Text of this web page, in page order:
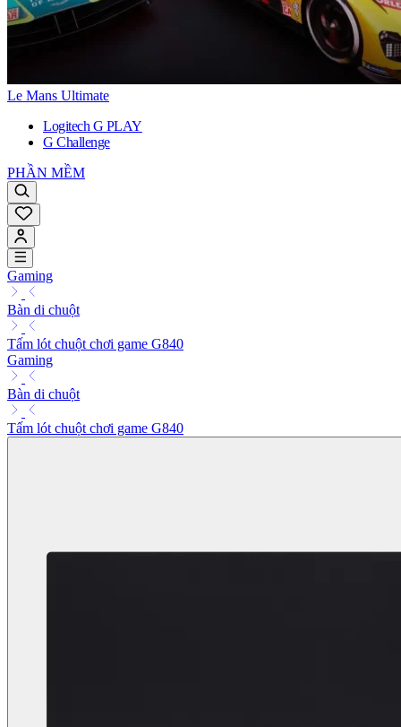
Le Mans Ultimate
Logitech G PLAY
G Challenge
PHẦN MỀM
Gaming
Bàn di chuột
Tấm lót chuột chơi game G840
Gaming
Bàn di chuột
Tấm lót chuột chơi game G840